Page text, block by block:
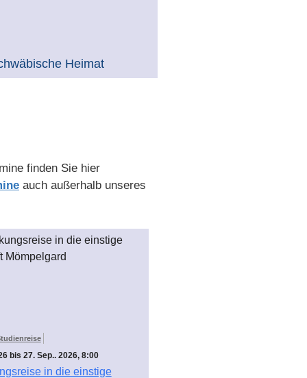
Heimat
finden Sie hier
auch außerhalb unseres
bis 27. Sep.. 2026, 8:00
in die einstige